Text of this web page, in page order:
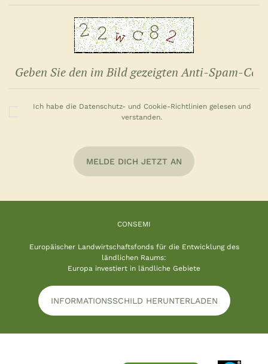
Ich habe die Datenschutz- und Cookie-Richtlinien gelesen und
verstanden.
MELDE DICH JETZT AN
CONSEMI
Europäischer Landwirtschaftsfonds für die Entwicklung des
ländlichen Raums:
Europa investiert in ländliche Gebiete
INFORMATIONSSCHILD HERUNTERLADEN